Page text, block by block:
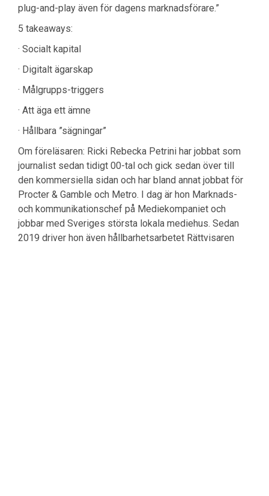
plug-and-play även för dagens marknadsförare.”
5 takeaways:
· Socialt kapital
· Digitalt ägarskap
· Målgrupps-triggers
· Att äga ett ämne
· Hållbara ”sägningar”
Om föreläsaren: Ricki Rebecka Petrini har jobbat som
journalist sedan tidigt 00-tal och gick sedan över till
den kommersiella sidan och har bland annat jobbat för
Procter & Gamble och Metro. I dag är hon Marknads-
och kommunikationschef på Mediekompaniet och
jobbar med Sveriges största lokala mediehus. Sedan
2019 driver hon även hållbarhetsarbetet Rättvisaren
Om föreningen